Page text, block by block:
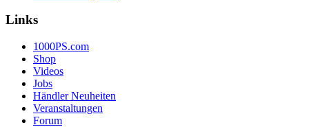
Links
1000PS.com
Shop
Videos
Jobs
Händler Neuheiten
Veranstaltungen
Forum